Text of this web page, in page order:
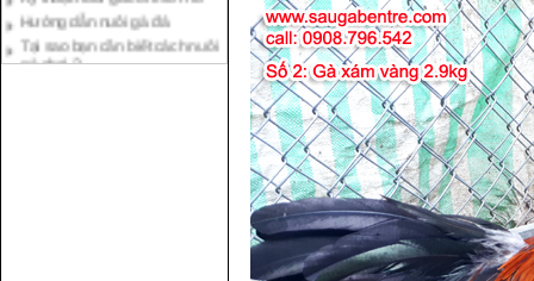
Tại sao bạn cần biết cách nuôi
gà chọi ?
Cách điều trị bệnh sổ mũi cho